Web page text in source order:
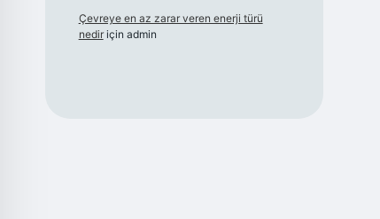
Çevreye en az zarar veren enerji türü
nediriçin admin